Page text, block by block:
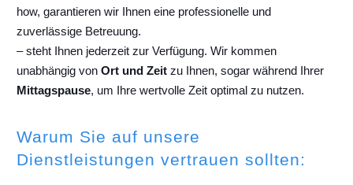
how, garantieren wir Ihnen eine professionelle und
zuverlässige Betreuung.
– steht Ihnen jederzeit zur Verfügung. Wir kommen
unabhängig von Ort und Zeit zu Ihnen, sogar während Ihrer
Mittagspause, um Ihre wertvolle Zeit optimal zu nutzen.
Warum Sie auf unsere
Dienstleistungen vertrauen sollten: